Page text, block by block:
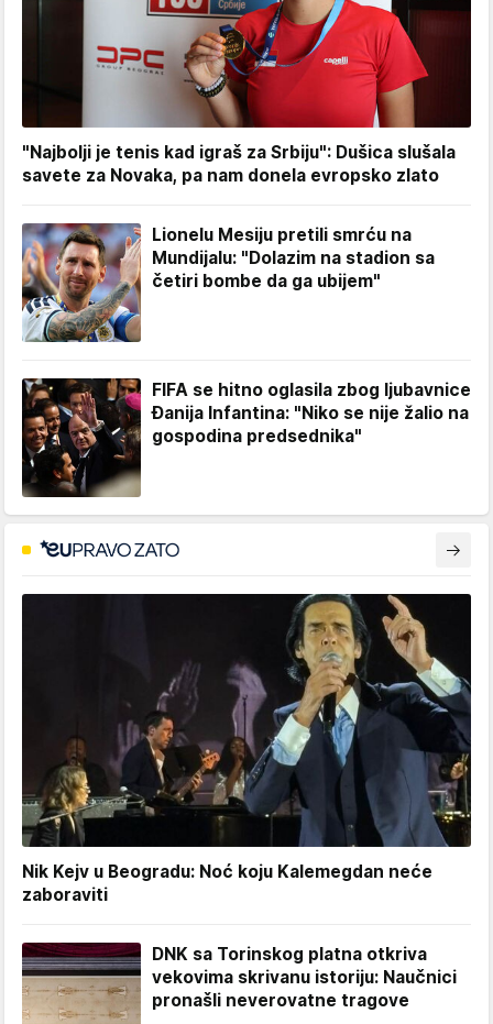
"Najbolji je tenis kad igraš za Srbiju": Dušica slušala
savete za Novaka, pa nam donela evropsko zlato
Lionelu Mesiju pretili smrću na
Mundijalu: "Dolazim na stadion sa
četiri bombe da ga ubijem"
FIFA se hitno oglasila zbog ljubavnice
Đanija Infantina: "Niko se nije žalio na
gospodina predsednika"
Nik Kejv u Beogradu: Noć koju Kalemegdan neće
zaboraviti
DNK sa Torinskog platna otkriva
vekovima skrivanu istoriju: Naučnici
pronašli neverovatne tragove